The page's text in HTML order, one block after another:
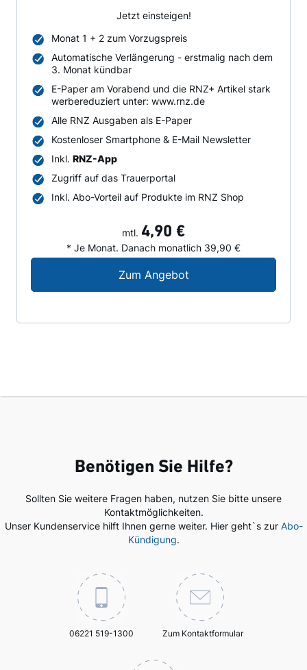
Jetzt einsteigen!
Monat 1 + 2 zum Vorzugspreis
Automatische Verlängerung - erstmalig nach dem
3. Monat kündbar
E-Paper am Vorabend und die RNZ+ Artikel stark
werbereduziert unter: www.rnz.de
Alle RNZ Ausgaben als E-Paper
Kostenloser Smartphone & E-Mail Newsletter
Inkl. RNZ-App
Zugriff auf das Trauerportal
Inkl. Abo-Vorteil auf Produkte im RNZ Shop
mtl. 4,90 €
* Je Monat. Danach monatlich 39,90 €
Zum AngebotDigital-Angebot für
Benötigen Sie Hilfe?
Sollten Sie weitere Fragen haben, nutzen Sie bitte unsere
Kontaktmöglichkeiten.
Unser Kundenservice hilft Ihnen gerne weiter. Hier geht`s zur Abo-
Kündigung.
06221 519-1300 Zum Kontaktformular